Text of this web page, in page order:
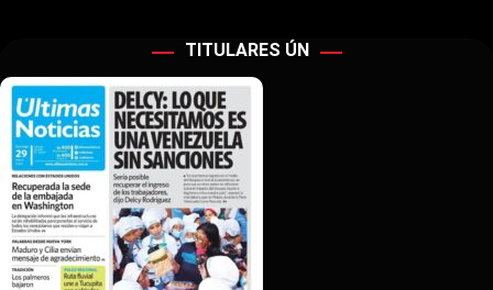
TITULARES ÚN